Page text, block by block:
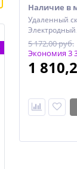
Наличие в
Удаленный
5 172,00 руб.
Экономия 3
1